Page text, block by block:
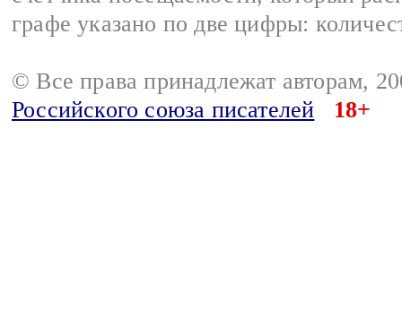
графе указано по две цифры:
© Все права принадлежат авторам,
Российского союза писателей
18+